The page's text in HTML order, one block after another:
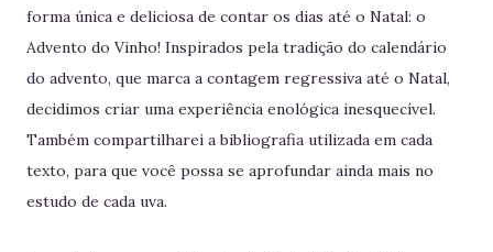
forma única e deliciosa de contar os dias até o Natal: o
Advento do Vinho! Inspirados pela tradição do calendário
do advento, que marca a contagem regressiva até o Natal,
decidimos criar uma experiência enológica inesquecível.
Também compartilharei a bibliografia utilizada em cada
texto, para que você possa se aprofundar ainda mais no
estudo de cada uva.